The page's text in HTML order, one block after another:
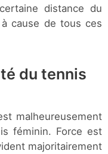
distance du
cause de tous ces
du tennis
malheureusement
féminin. Force est
majoritairement